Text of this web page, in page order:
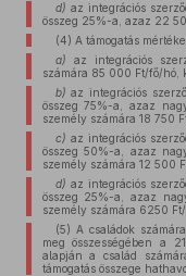
d) az integrációs
összeg 25%-a, azaz 22
(4) A támogatás
a) az integrációs
számára 85 000 Ft/fő/hó,
b) az integrációs
összeg 75%-a, azaz
személy számára 18 750
c) az integrációs
összeg 50%-a, azaz
személy számára 12 500
d) az integrációs
összeg 25%-a, azaz
személy számára 6250 Ft/
(5) A családok
meg összességében a
alapján a család
támogatás összege